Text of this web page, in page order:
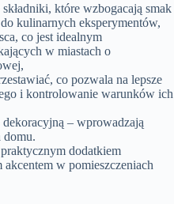
które wzbogacają smak
kulinarnych eksperymentów,
co jest idealnym
w miastach o
co pozwala na lepsze
i kontrolowanie warunków ich
– wprowadzają
domu.
dodatkiem
w pomieszczeniach